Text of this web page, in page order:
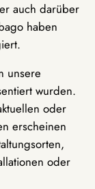
auch darüber
haben
unsere
wurden.
oder
erscheinen
oder